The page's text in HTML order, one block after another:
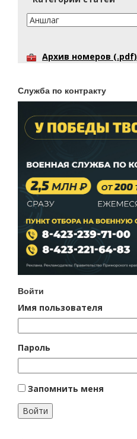
Архив номеров (.pdf)
Служба по контракту
Войти
Имя пользователя
Пароль
Запомнить меня
Войти